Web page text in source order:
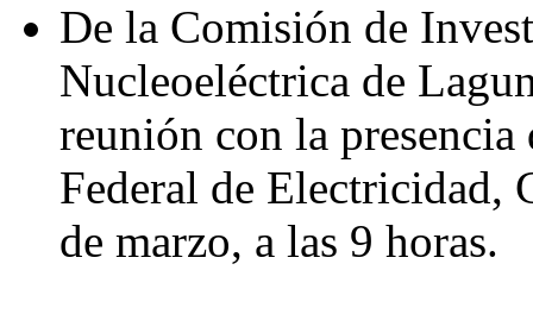
De la Comisión de
Nucleoeléctrica de
reunión con la
Federal de Electricidad,
de marzo, a las 9 horas.